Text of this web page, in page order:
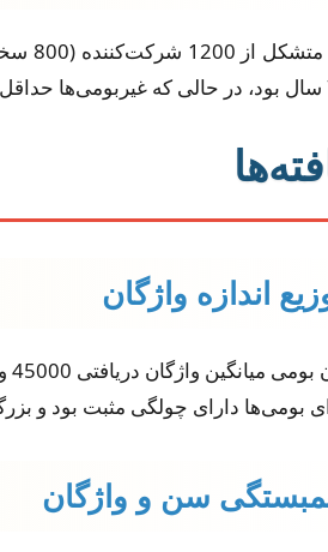
چولگی مثبت بود و بزرگسالان جوان (18-30 سال) نمرات بالاتری نسبت به بزرگسالان